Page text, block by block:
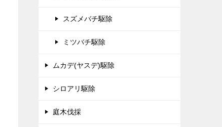
スズメバチ駆除
ミツバチ駆除
ムカデ(ヤスデ)駆除
シロアリ駆除
庭木伐採